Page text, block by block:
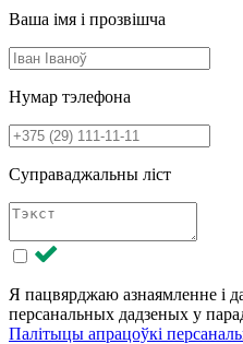
Ваша імя і прозвішча
Нумар тэлефона
Суправаджальны ліст
Я пацвярджаю азнаямленне і
персанальных дадзеных у
Палітыцы апрацоўкі